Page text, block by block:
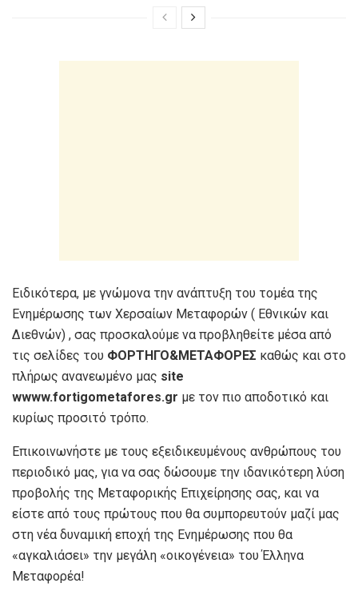
Ειδικότερα, με γνώμονα την ανάπτυξη του τομέα της
Ενημέρωσης των Χερσαίων Μεταφορών ( Εθνικών και
Διεθνών) , σας προσκαλούμε να προβληθείτε μέσα από
τις σελίδες του ΦΟΡΤΗΓΟ&ΜΕΤΑΦΟΡΕΣ καθώς και στο
πλήρως ανανεωμένο μας site
wwww.fortigometafores.gr με τον πιο αποδοτικό και
κυρίως προσιτό τρόπο.
Επικοινωνήστε με τους εξειδικευμένους ανθρώπους του
περιοδικό μας, για να σας δώσουμε την ιδανικότερη λύση
προβολής της Μεταφορικής Επιχείρησης σας, και να
είστε από τους πρώτους που θα συμπορευτούν μαζί μας
στη νέα δυναμική εποχή της Ενημέρωσης που θα
«αγκαλιάσει» την μεγάλη «οικογένεια» του Έλληνα
Μεταφορέα!